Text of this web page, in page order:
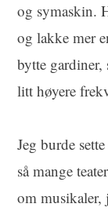
og symaskin.
og lakke mer
bytte
litt høyere
Jeg burde
så mange
om musikaler,